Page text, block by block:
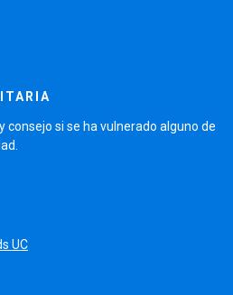
si se ha vulnerado alguno de
UC